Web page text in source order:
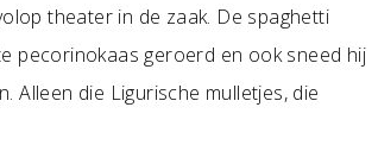
theater in de zaak. De spaghetti
pecorinokaas geroerd en ook sneed hij
Alleen die Ligurische mulletjes, die